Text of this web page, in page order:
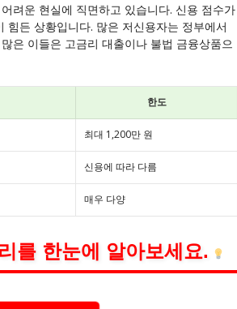
려운 현실에 직면하고 있습니다. 신용 점수가
든 상황입니다. 많은 저신용자는 정부에서
은 이들은 고금리 대출이나 불법 금융상품으
한도
최대 1,200만 원
신용에 따라 다름
매우 다양
를 한눈에 알아보세요.